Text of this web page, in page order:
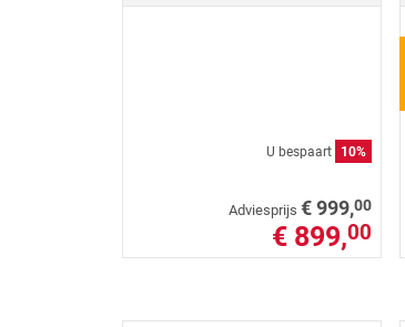
U bespaart 10%
Adviesprijs € 999,00
€ 899,00